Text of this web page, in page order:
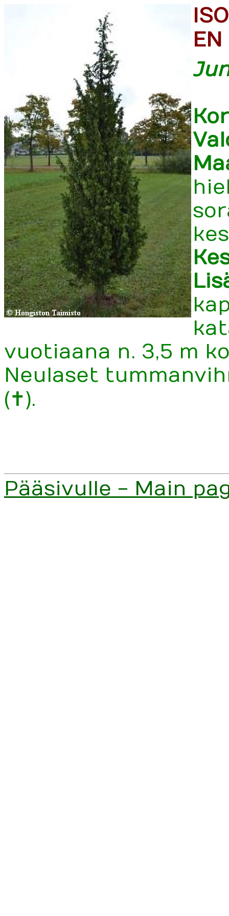
EN
vuotiaana n. 3,5 m
Neulaset
(✝).
Pääsivulle - Main